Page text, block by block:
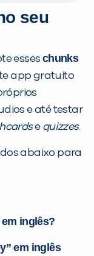
seu
esses chunks
app gratuito
e até testar
e quizzes.
abaixo para
inglês?
em inglês